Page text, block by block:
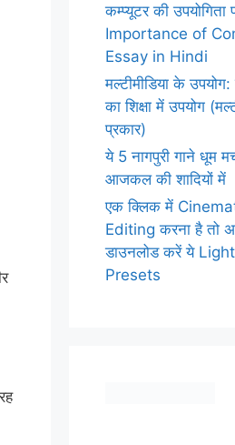
कम्प्यूटर की उपयोगिता
Importance of
Essay in Hindi
मल्टीमीडिया के उपयोग:
का शिक्षा में उपयोग
प्रकार)
ये 5 नागपुरी गाने धूम
आजकल की शादियों में
एक क्लिक में
Editing करना है तो
डाउनलोड करें ये
Presets